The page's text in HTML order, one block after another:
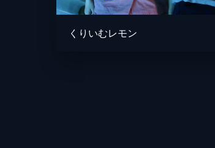
くりいむレモン